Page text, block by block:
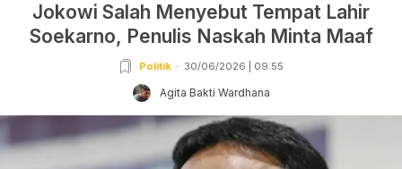
Jokowi Salah Menyebut Tempat Lahir
Soekarno, Penulis Naskah Minta Maaf
Politik 30/06/2026 | 09:55
Agita Bakti Wardhana